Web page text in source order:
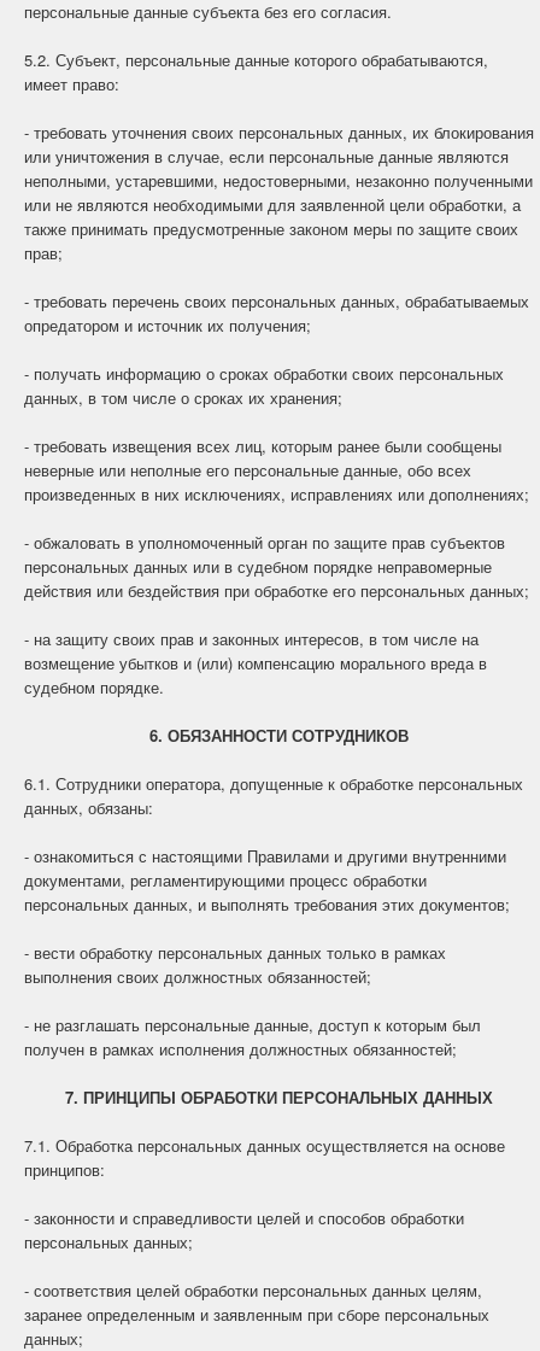
персональные данные субъекта без его согласия.
5.2. Субъект, персональные данные которого обрабатываются,
имеет право:
- требовать уточнения своих персональных данных, их блокирования
или уничтожения в случае, если персональные данные являются
неполными, устаревшими, недостоверными, незаконно полученными
или не являются необходимыми для заявленной цели обработки, а
также принимать предусмотренные законом меры по защите своих
прав;
- требовать перечень своих персональных данных, обрабатываемых
опредатором и источник их получения;
- получать информацию о сроках обработки своих персональных
данных, в том числе о сроках их хранения;
- требовать извещения всех лиц, которым ранее были сообщены
неверные или неполные его персональные данные, обо всех
произведенных в них исключениях, исправлениях или дополнениях;
- обжаловать в уполномоченный орган по защите прав субъектов
персональных данных или в судебном порядке неправомерные
действия или бездействия при обработке его персональных данных;
- на защиту своих прав и законных интересов, в том числе на
возмещение убытков и (или) компенсацию морального вреда в
судебном порядке.
6. ОБЯЗАННОСТИ СОТРУДНИКОВ
6.1. Сотрудники оператора, допущенные к обработке персональных
данных, обязаны:
- ознакомиться с настоящими Правилами и другими внутренними
документами, регламентирующими процесс обработки
персональных данных, и выполнять требования этих документов;
- вести обработку персональных данных только в рамках
выполнения своих должностных обязанностей;
- не разглашать персональные данные, доступ к которым был
получен в рамках исполнения должностных обязанностей;
7. ПРИНЦИПЫ ОБРАБОТКИ ПЕРСОНАЛЬНЫХ ДАННЫХ
7.1. Обработка персональных данных осуществляется на основе
принципов:
- законности и справедливости целей и способов обработки
персональных данных;
- соответствия целей обработки персональных данных целям,
заранее определенным и заявленным при сборе персональных
данных;